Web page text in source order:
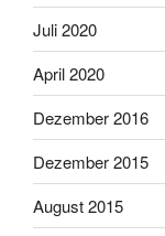
Juli 2020
April 2020
Dezember 2016
Dezember 2015
August 2015